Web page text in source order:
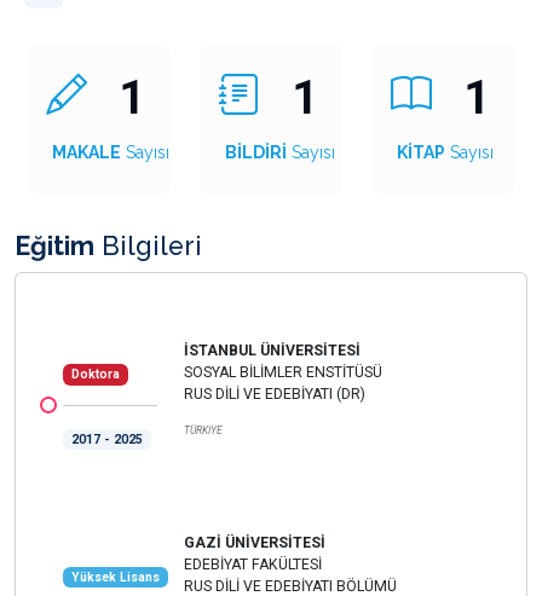
1
MAKALE Sayısı
1
BİLDİRİ Sayısı
1
KİTAP Sayısı
Eğitim Bilgileri
Doktora
2017 - 2025
İSTANBUL ÜNİVERSİTESİ
SOSYAL BİLİMLER ENSTİTÜSÜ
RUS DİLİ VE EDEBİYATI (DR)
TÜRKİYE
Yüksek Lisans
GAZİ ÜNİVERSİTESİ
EDEBİYAT FAKÜLTESİ
RUS DİLİ VE EDEBİYATI BÖLÜMÜ